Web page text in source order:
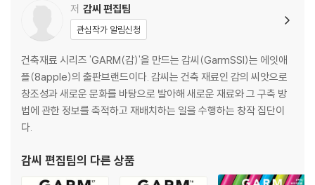
- PVC 시스템창호를 만나다: 레하우 안재영ㆍ에스알펜스터 박세민
- 시공사와 건축가가 함께 만들다: 프레임워크 조성옥ㆍ한상우
- 프레임리스창에 도전하다: 위드지스 김광호
3. Works with Window
3.1 창호의 계획과 적용 94
- 수공예적으로 창을 적용하다: 사무소효자동 서승모
- 창과 빛으로 조각하다: 바이아키 디자인스튜디오 이병엽
- 올바른 창호 시공 알아보기
저 감씨 편집팀
관심작가 알림신청
건축재료 시리즈 'GARM(감)'을 만드는 감씨(GarmSSI)는 에잇애
플(8apple)의 출판브랜드이다. 감씨는 건축 재료인 감의 씨앗으로
창조성과 새로운 문화를 바탕으로 발아해 새로운 재료와 그 구축 방
법에 관한 정보를 축적하고 재배치하는 일을 수행하는 창작 집단이
다.
감씨 편집팀의 다른 상품